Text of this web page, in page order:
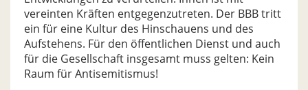
vereinten Kräften entgegenzutreten. Der BBB tritt
ein für eine Kultur des Hinschauens und des
Aufstehens. Für den öffentlichen Dienst und auch
für die Gesellschaft insgesamt muss gelten: Kein
Raum für Antisemitismus!